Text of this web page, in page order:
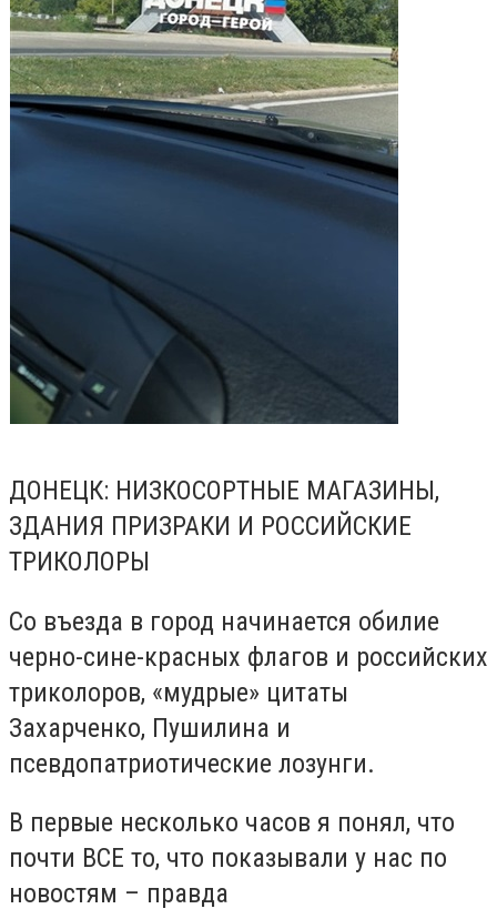
ДОНЕЦК: НИЗКОСОРТНЫЕ МАГАЗИНЫ,
ЗДАНИЯ ПРИЗРАКИ И РОССИЙСКИЕ
ТРИКОЛОРЫ
Со въезда в город начинается обилие
черно-сине-красных флагов и российских
триколоров, «мудрые» цитаты
Захарченко, Пушилина и
псевдопатриотические лозунги.
В первые несколько часов я понял, что
почти ВСЕ то, что показывали у нас по
новостям – правда